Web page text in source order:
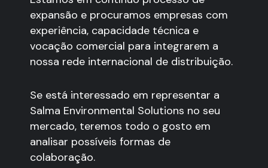
expansão e procuramos empresas com
experiência, capacidade técnica e
vocação comercial para integrarem a
nossa rede internacional de distribuição.
Se está interessado em representar a
Salma Environmental Solutions no seu
mercado, teremos todo o gosto em
analisar possíveis formas de
colaboração.